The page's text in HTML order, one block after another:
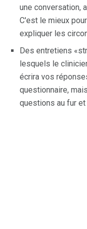
une conversation,
C'est le mieux
expliquer les
Des entretiens
lesquels le
écrira vos
questionnaire,
questions au fur et